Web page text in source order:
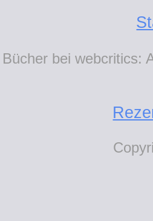
Bücher bei webcritics: